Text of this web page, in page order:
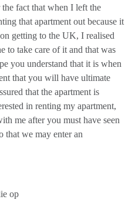
fact that when I left the
that apartment out because it
getting to the UK, I realised
to take care of it and that was
you understand that it is when
that you will have ultimate
that the apartment is
in renting my apartment,
me after you must have seen
that we may enter an
op